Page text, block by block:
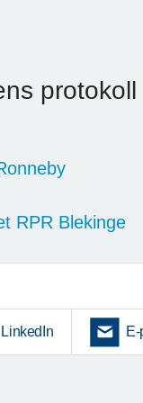
protokoll
RPR Blekinge
LinkedIn